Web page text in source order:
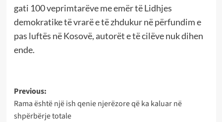
gati 100 veprimtarëve me emër të Lidhjes
demokratike të vrarë e të zhdukur në përfundim e
pas luftës në Kosovë, autorët e të cilëve nuk dihen
ende.
Post
navigation
Previous:
Rama është një ish qenie njerëzore që ka kaluar në
shpërbërje totale